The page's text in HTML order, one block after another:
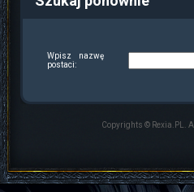
Wpisz nazwę
postaci:
Copyrights © Rexia.PL.